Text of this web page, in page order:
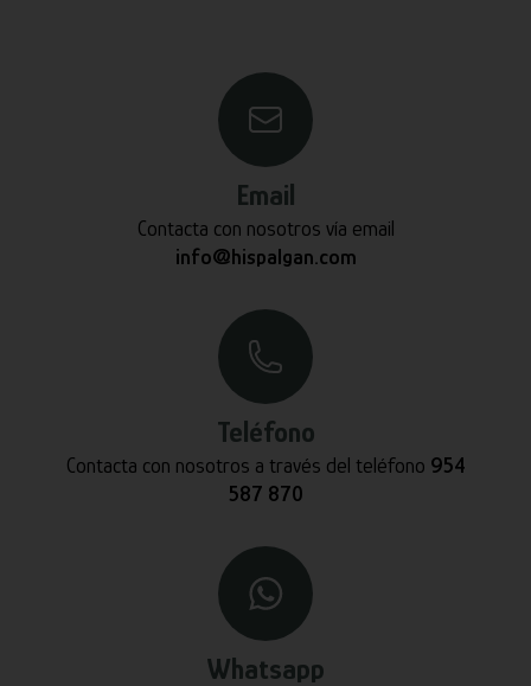
Email
Contacta con nosotros vía email
info@hispalgan.com
Teléfono
Contacta con nosotros a través del teléfono 954
587 870
Whatsapp